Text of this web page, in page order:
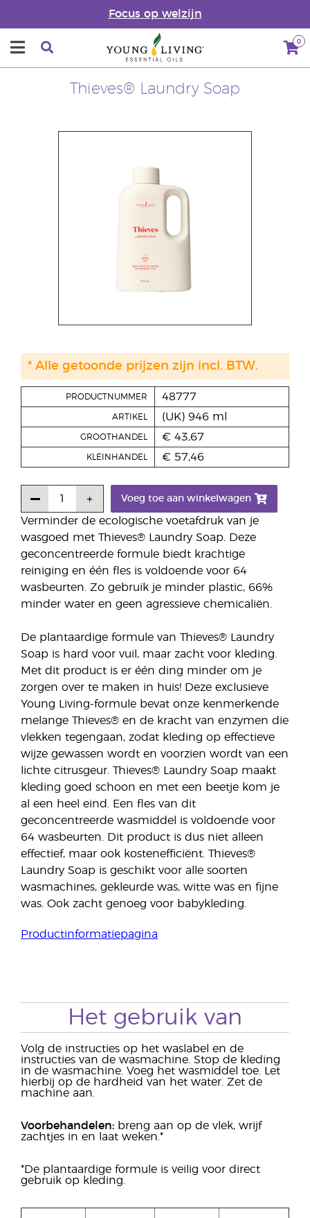
Focus op welzijn
0
Thieves® Laundry Soap
Verminder de ecologische voetafdruk van je
wasgoed met Thieves® Laundry Soap. Deze
geconcentreerde formule biedt krachtige
reiniging en één fles is voldoende voor 64
wasbeurten. Zo gebruik je minder plastic, 66%
minder water en geen agressieve chemicaliën.
De plantaardige formule van Thieves® Laundry
Soap is hard voor vuil, maar zacht voor kleding.
Met dit product is er één ding minder om je
zorgen over te maken in huis! Deze exclusieve
Young Living-formule bevat onze kenmerkende
melange Thieves® en de kracht van enzymen die
vlekken tegengaan, zodat kleding op effectieve
wijze gewassen wordt en voorzien wordt van een
lichte citrusgeur. Thieves® Laundry Soap maakt
kleding goed schoon en met een beetje kom je
al een heel eind. Een fles van dit
geconcentreerde wasmiddel is voldoende voor
64 wasbeurten. Dit product is dus niet alleen
effectief, maar ook kostenefficiënt. Thieves®
Laundry Soap is geschikt voor alle soorten
wasmachines, gekleurde was, witte was en fijne
was. Ook zacht genoeg voor babykleding.
Productinformatiepagina
PRODUCTNUMMER 48777
ARTIKEL (UK) 946 ml
GROOTHANDEL € 43,67
KLEINHANDEL € 57,46
Voeg toe aan winkelwagen
* Alle getoonde prijzen zijn incl. BTW.
Het gebruik van
Volg de instructies op het waslabel en de
instructies van de wasmachine. Stop de kleding
in de wasmachine. Voeg het wasmiddel toe. Let
hierbij op de hardheid van het water. Zet de
machine aan.
Voorbehandelen: breng aan op de vlek, wrijf
zachtjes in en laat weken.*
*De plantaardige formule is veilig voor direct
gebruik op kleding.